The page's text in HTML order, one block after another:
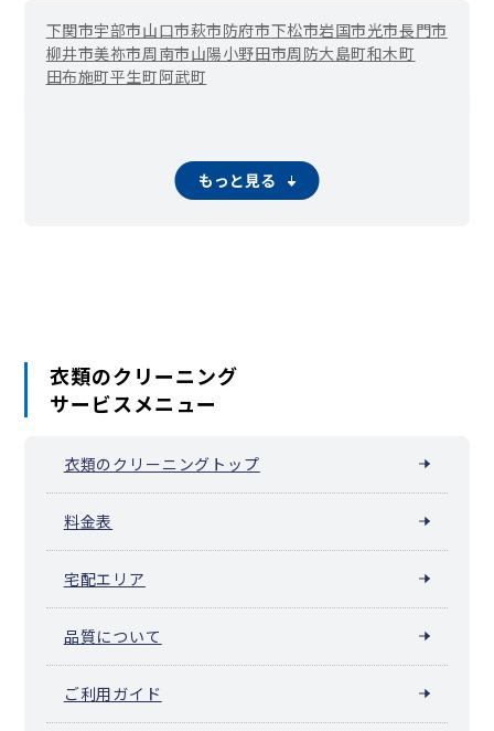
下関市宇部市山口市萩市防府市下松市岩国市光市長門市
柳井市美祢市周南市山陽小野田市周防大島町和木町
田布施町平生町阿武町
もっと見る
衣類のクリーニング
サービスメニュー
衣類のクリーニングトップ
料金表
宅配エリア
品質について
ご利用ガイド